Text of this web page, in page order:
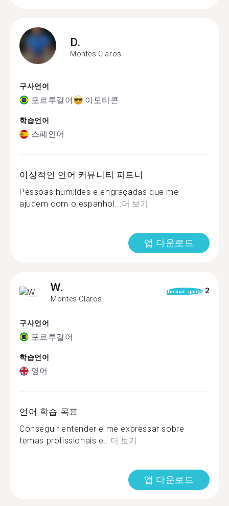
D.
Montes Claros
구사언어
포르투갈어 이모티콘
학습언어
스페인어
이상적인 언어 커뮤니티 파트너
Pessoas humildes e engraçadas que me
ajudem com o espanhol...더 보기
앱 다운로드
W.
Montes Claros
format_quote 2
구사언어
포르투갈어
학습언어
영어
언어 학습 목표
Conseguir entender e me expressar sobre
temas profissionais e...더 보기
앱 다운로드